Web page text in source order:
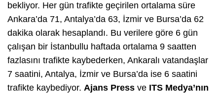
bekliyor. Her gün trafikte geçirilen ortalama süre
Ankara’da 71, Antalya’da 63, İzmir ve Bursa’da 62
dakika olarak hesaplandı. Bu verilere göre 6 gün
çalışan bir İstanbullu haftada ortalama 9 saatten
fazlasını trafikte kaybederken, Ankaralı vatandaşlar
7 saatini, Antalya, İzmir ve Bursa’da ise 6 saatini
trafikte kaybediyor. Ajans Press ve ITS Medya’nın